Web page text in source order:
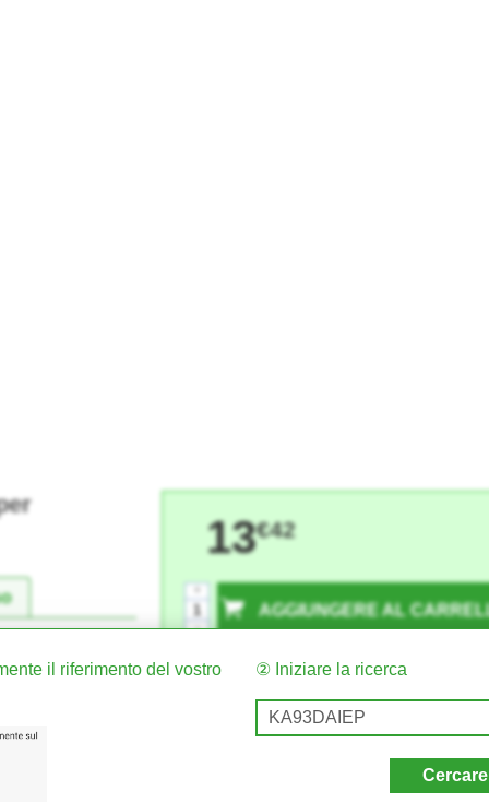
13€42
AGGIUNGERE AL
+
-
il riferimento del vostro
② Iniziare la ricerca
Cercare